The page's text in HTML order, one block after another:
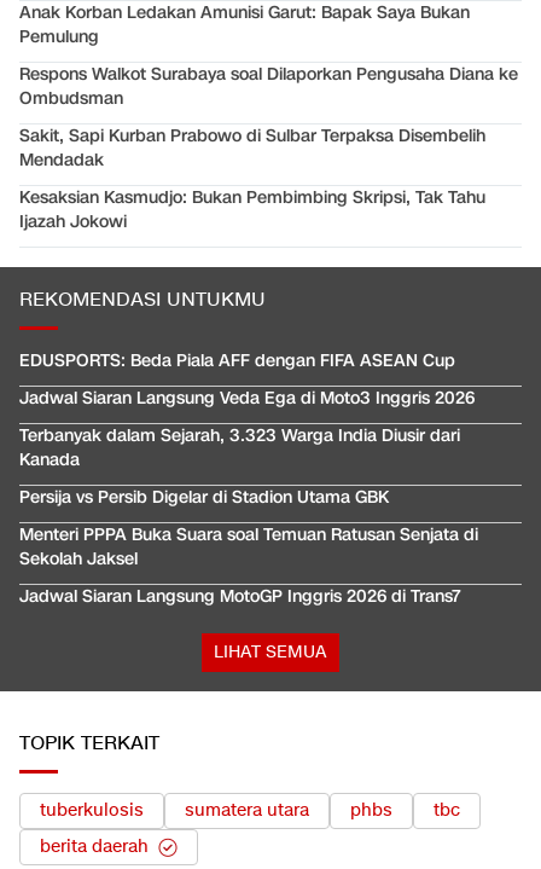
Anak Korban Ledakan Amunisi Garut: Bapak Saya Bukan
Pemulung
Respons Walkot Surabaya soal Dilaporkan Pengusaha Diana ke
Ombudsman
Sakit, Sapi Kurban Prabowo di Sulbar Terpaksa Disembelih
Mendadak
Kesaksian Kasmudjo: Bukan Pembimbing Skripsi, Tak Tahu
Ijazah Jokowi
REKOMENDASI UNTUKMU
EDUSPORTS: Beda Piala AFF dengan FIFA ASEAN Cup
Jadwal Siaran Langsung Veda Ega di Moto3 Inggris 2026
Terbanyak dalam Sejarah, 3.323 Warga India Diusir dari
Kanada
Persija vs Persib Digelar di Stadion Utama GBK
Menteri PPPA Buka Suara soal Temuan Ratusan Senjata di
Sekolah Jaksel
Jadwal Siaran Langsung MotoGP Inggris 2026 di Trans7
LIHAT SEMUA
TOPIK TERKAIT
tuberkulosis sumatera utara phbs
tbc
berita daerah